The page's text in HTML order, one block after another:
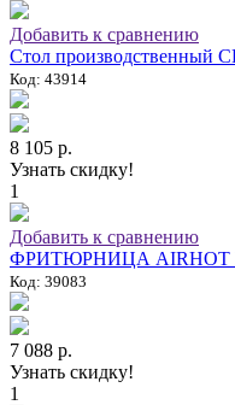
Добавить к сравнению
Стол производственный
Код: 43914
8 105 р.
Узнать скидку!
1
Добавить к сравнению
ФРИТЮРНИЦА AIRHOT
Код: 39083
7 088 р.
Узнать скидку!
1